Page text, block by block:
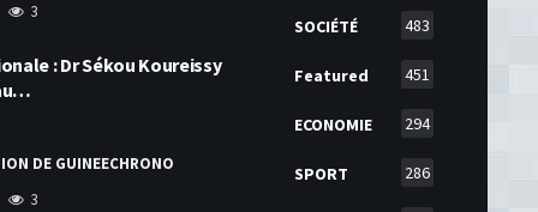
3
: Dr Sékou Koureissy
DE GUINEECHRONO
3
SOCIÉTÉ 483
Featured 451
ECONOMIE 294
SPORT 286